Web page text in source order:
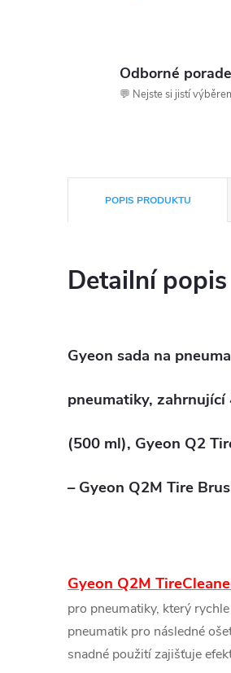
Odborné
💬 Nejste si jistí
POPIS PRODUKTU
Detailní
Gyeon sada na
pneumatiky,
(500 ml), Gyeon Q2
–Gyeon Q2M Tire
Gyeon Q2M
pro pneumatiky, který
pneumatik pro následné
snadné použití zajišťuje